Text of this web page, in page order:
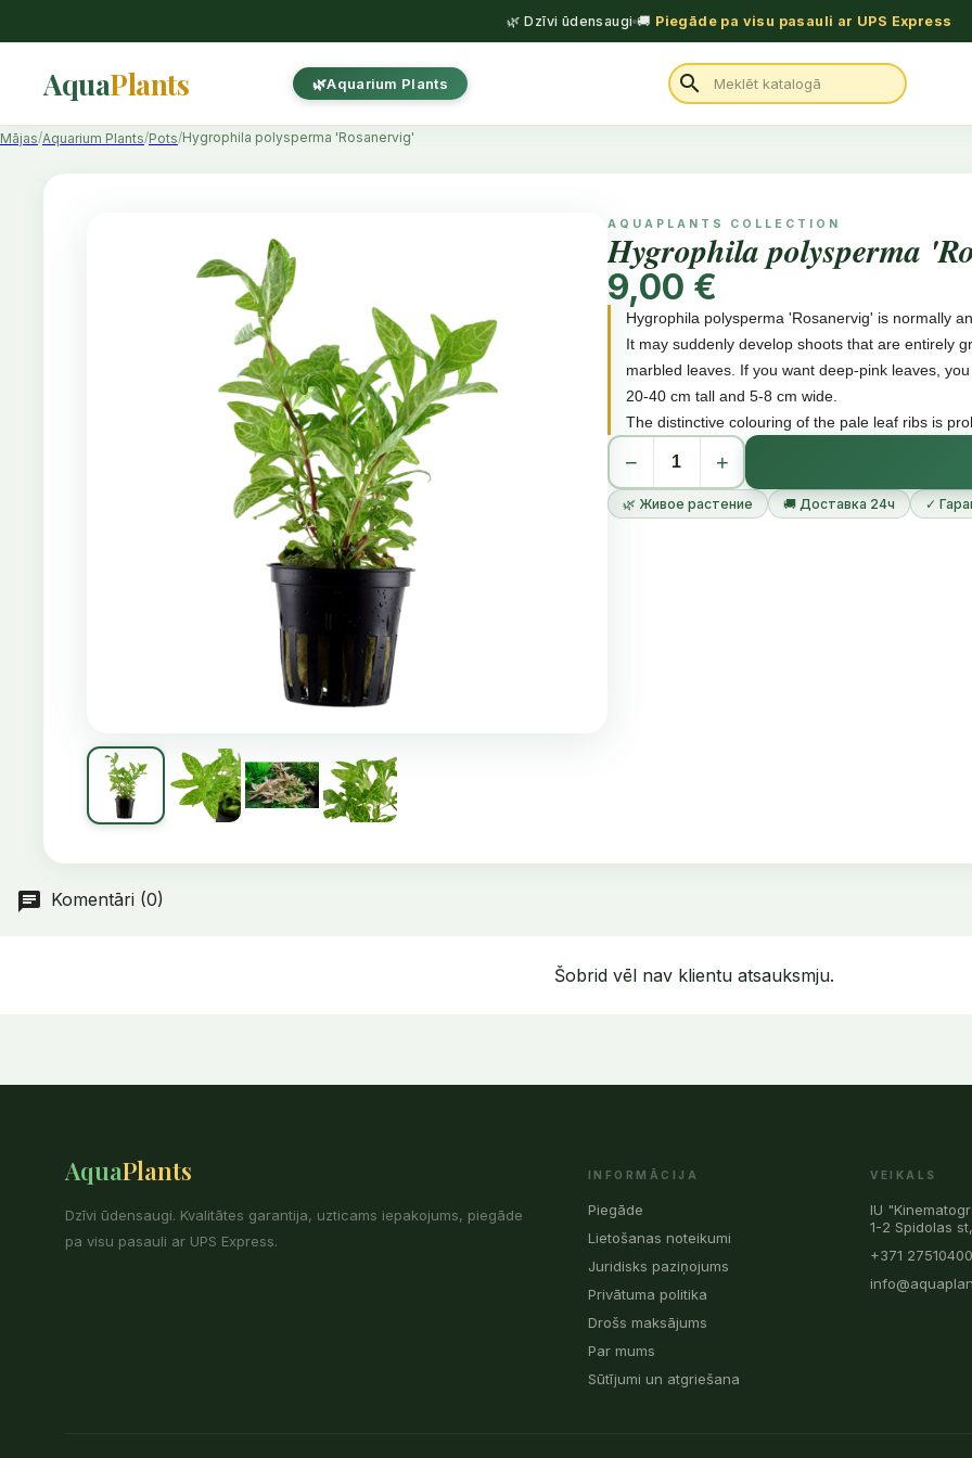
🌿 Dzīvi ūdensaugi 🚚 Piegāde pa visu pasauli ar UPS Express
AquaPlants Aquarium Plants search
Mājas Aquarium Plants Pots Hygrophila polysperma 'Rosanervig'
AQUAPLANTS COLLECTION
Hygrophila polysperma
9,00 €
Hygrophila polysperma 'Rosanervig' is normally
It may suddenly develop shoots that are entirely
marbled leaves. If you want deep-pink leaves,
20-40 cm tall and 5-8 cm wide.
The distinctive colouring of the pale leaf ribs is
chlorophyll from being produced in the cells
virus does not affect other plants in the aquarium.
− +
🌿 Живое растение 🚚 Доставка 24ч ✓
Komentāri (0)
Šobrid vēl nav klientu atsauksmju.
AquaPlants
Dzīvi ūdensaugi. Kvalitātes garantija, uzticams iepakojums, piegāde
pa visu pasauli ar UPS Express.
INFORMĀCIJA
Piegāde
Lietošanas noteikumi
Juridisks paziņojums
Privātuma politika
Drošs maksājums
Par mums
Sūtījumi un atgriešana
VEIKALS
IU
1-2 Spidolas
+371